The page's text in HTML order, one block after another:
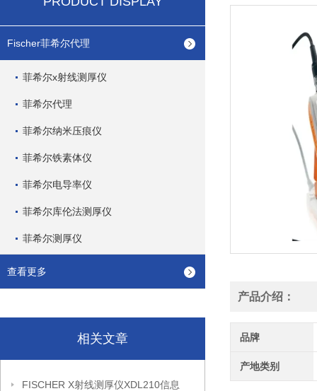
Fischer菲希尔代理
菲希尔x射线测厚仪
菲希尔代理
菲希尔纳米压痕仪
菲希尔铁素体仪
菲希尔电导率仪
菲希尔库伦法测厚仪
菲希尔测厚仪
查看更多
相关文章
FISCHER X射线测厚仪XDL210信息
产品介绍：
品牌
产地类别